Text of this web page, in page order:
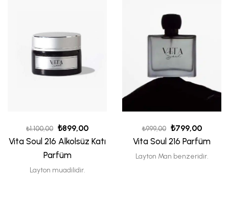
₺1.100,00 ₺899,00
Vita Soul 216 Alkolsüz Katı
Parfüm
Layton muadilidir.
₺999,00 ₺799,00
Vita Soul 216 Parfüm
Layton Man benzeridir.